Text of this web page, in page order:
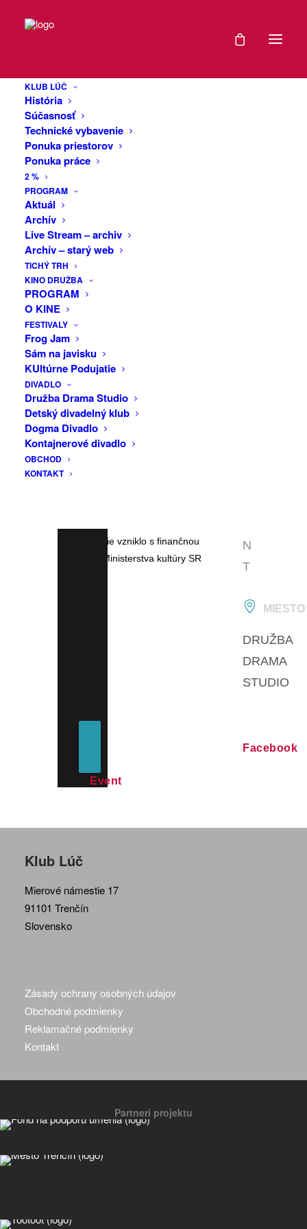
KLUB LÚČ
História
Súčasnosť
Technické vybavenie
Ponuka priestorov
Ponuka práce
2 %
PROGRAM
Aktuál
Archív
Live Stream – archiv
Archív – starý web
TICHÝ TRH
KINO DRUŽBA
PROGRAM
O KINE
FESTIVALY
Frog Jam
Sám na javisku
KUltúrne Podujatie
DIVADLO
Družba Drama Studio
Detský divadelný klub
Dogma Divadlo
Kontajnerové divadlo
OBCHOD
KONTAKT
Komunál
Kultová autorská divadelná inscenácia
Dogma Divadla. Sled mikropríbehov ľudí,
ktorí sa rozhodli vsúpiť na javisko
navonok otvorené a úprimné, no
postupne sa demaskuje ako
manipulatívna hra s emóciami a
očakávaniami publika. Inscenované
modely správania sa stávajú základom
inscenácii, v ktorej sa prelína prirodzené
s hraným, submisívne s dominantným.
Príbeh je banálny, a dôraz je kladený na
postavu diváka, ktorý je priamou
súčasťou teatrálnej hry na vieru,
sebaobetovanie a kolektívne šťastie.
Text: Juraj Benko, Kamil Bystrický
Účinkujú: Ivan Kubica, Tomáš Plánka
Hudba: Martin Fačkovec, Richard Lalík
Réžia: Kamil Bystrický
Predstavenie vzniklo s finančnou
podporou Ministerstva kultúry SR
DÁTUM
N
T
MIESTO
DRUŽBA
DRAMA
STUDIO
Facebook
Event
Klub Lúč
Mierové námestie 17
91101 Trenčín
Slovensko
Zásady ochrany osobných údajov
Obchodné podmienky
Reklamačné podmienky
Kontakt
Partneri projektu